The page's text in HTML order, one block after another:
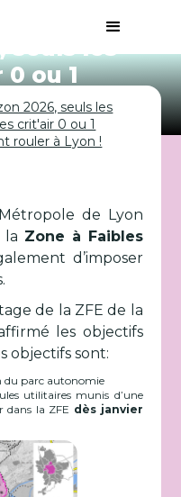
seuls les
ou 1
Lyon !
2026, seuls les
crit'air 0 ou 1
rouler à Lyon !
de Lyon
la Zone à Faibles
d’imposer
de la ZFE de la
les objectifs
objectifs sont:
du parc autonomie
utilitaires munis d’une
dans la ZFE dès janvier